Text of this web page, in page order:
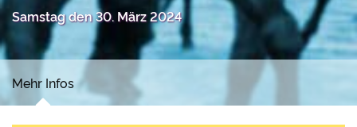
Samstag den 30. März 2024
Mehr Infos